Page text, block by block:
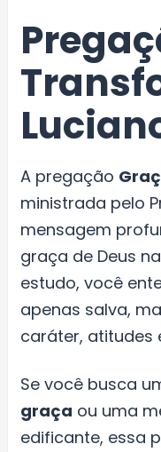
A pregação
ministrada pelo
mensagem
graça de Deus
estudo, você
apenas salva,
caráter, atitudes
Se você busca
graça ou uma
edificante, essa